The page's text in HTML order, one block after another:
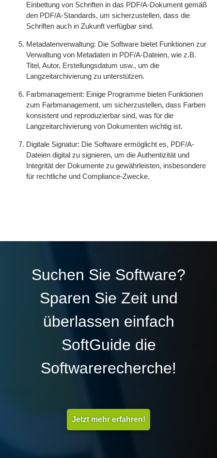
Einbettung von Schriften in das PDF/A-Dokument gemäß
den PDF/A-Standards, um sicherzustellen, dass die
Schriften auch in Zukunft verfügbar sind.
Metadatenverwaltung: Die Software bietet Funktionen zur
Verwaltung von Metadaten in PDF/A-Dateien, wie z.B.
Titel, Autor, Erstellungsdatum usw., um die
Langzeitarchivierung zu unterstützen.
Farbmanagement: Einige Programme bieten Funktionen
zum Farbmanagement, um sicherzustellen, dass Farben
konsistent und reproduzierbar sind, was für die
Langzeitarchivierung von Dokumenten wichtig ist.
Digitale Signatur: Die Software ermöglicht es, PDF/A-
Dateien digital zu signieren, um die Authentizität und
Integrität der Dokumente zu gewährleisten, insbesondere
für rechtliche und Compliance-Zwecke.
Suchen Sie Software?
Sparen Sie Zeit und
überlassen einfach
SoftGuide die
Softwarerecherche!
Jetzt mehr erfahren!